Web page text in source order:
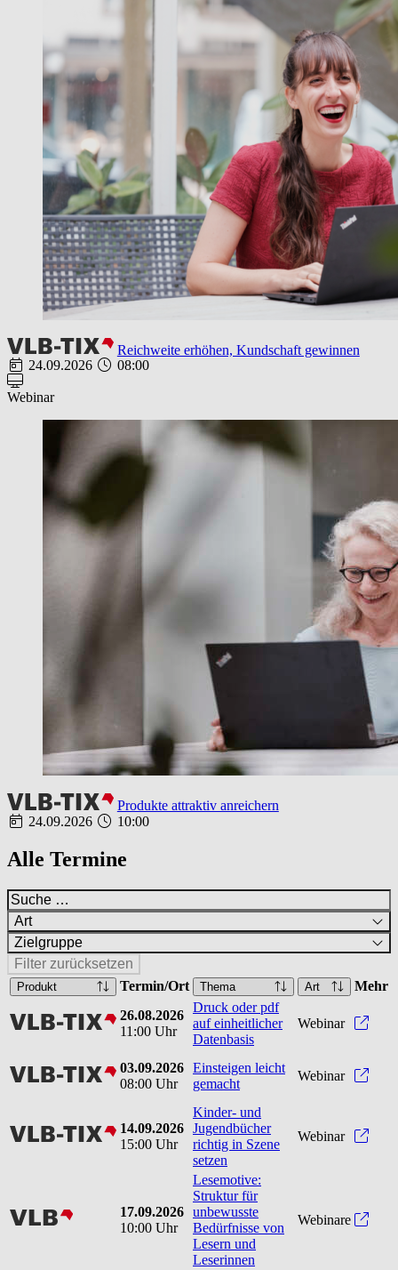
Reichweite erhöhen, Kundschaft gewinnen
24.09.2026
08:00
Webinar
Produkte attraktiv anreichern
24.09.2026
10:00
Alle Termine
Art
Zielgruppe
Filter zurücksetzen
Produkt Termin/Ort Thema Art Mehr
vlbtix
26.08.2026
11:00 Uhr
Druck oder pdf
auf einheitlicher
Datenbasis
Webinar
vlbtix
03.09.2026
08:00 Uhr
Einsteigen leicht
gemacht
Webinar
vlbtix
14.09.2026
15:00 Uhr
Kinder- und
Jugendbücher
richtig in Szene
setzen
Webinar
vlb
17.09.2026
10:00 Uhr
Lesemotive:
Struktur für
unbewusste
Bedürfnisse von
Lesern und
Leserinnen
Webinare